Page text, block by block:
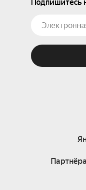
Подпишитесь